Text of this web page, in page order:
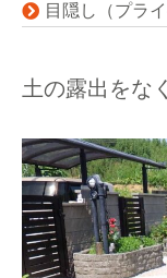
目隠し（プラ
土の露出をな